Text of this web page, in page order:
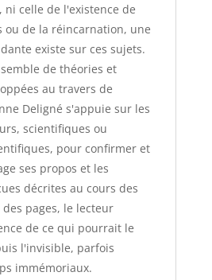
ni celle de l'existence de
ou de la réincarnation, une
existe sur ces sujets.
de théories et
au travers de
Deligné s'appuie sur les
scientifiques ou
pour confirmer et
ses propos et les
décrites au cours des
pages, le lecteur
de ce qui pourrait le
l'invisible, parfois
immémoriaux.